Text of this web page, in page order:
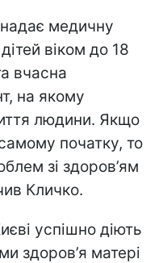
медичну
віком до 18
вчасна
на якому
людини. Якщо
початку, то
зі здоров’ям
Кличко.
успішно діють
здоров’я матері